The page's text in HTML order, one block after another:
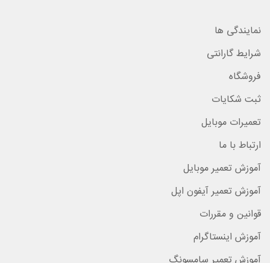
نمایندگی ها
شرایط گارانتی
فروشگاه
ثبت شکایات
تعمیرات موبایل
ارتباط با ما
آموزش تعمیر موبایل
آموزش تعمیر آیفون اپل
قوانین و مقررات
آموزش اینستاگرام